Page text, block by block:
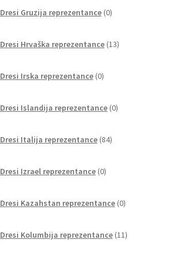
Dresi Gruzija reprezentance 0izdelkov
Dresi Hrvaška reprezentance 13izdelkov
Dresi Irska reprezentance 0izdelkov
Dresi Islandija reprezentance 0izdelkov
Dresi Italija reprezentance 84izdelkov
Dresi Izrael reprezentance 0izdelkov
Dresi Kazahstan reprezentance 0izdelkov
Dresi Kolumbija reprezentance 11izdelkov